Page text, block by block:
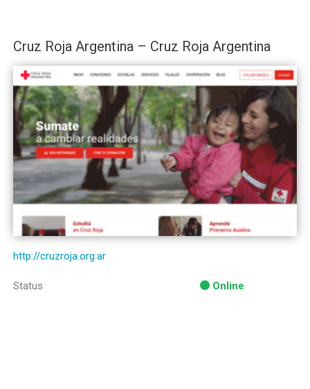
Cruz Roja Argentina – Cruz Roja Argentina
http://cruzroja.org.ar
Status Online